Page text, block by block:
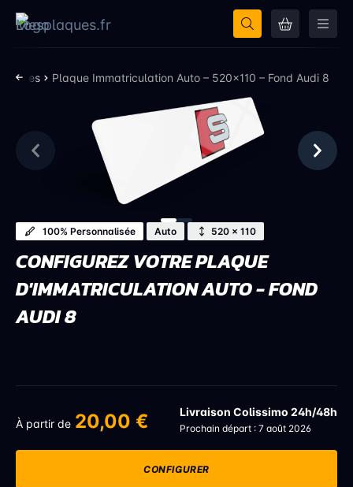
Plaque Immatriculation Auto – 520×110 – Fond Audi 8
100% Personnalisée Auto 520 × 110
CONFIGUREZ VOTRE PLAQUE
D'IMMATRICULATION AUTO - FOND
AUDI 8
À partir de 20,00 € Livraison Colissimo 24h/48h
Prochain départ : 7 août 2026
CONFIGURER